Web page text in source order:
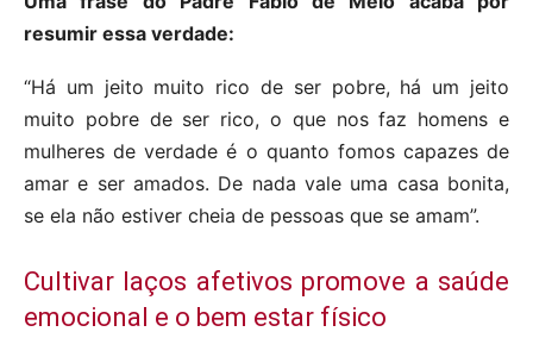
resumir essa verdade:
“Há um jeito muito rico de ser pobre, há um jeito
muito pobre de ser rico, o que nos faz homens e
mulheres de verdade é o quanto fomos capazes de
amar e ser amados. De nada vale uma casa bonita,
se ela não estiver cheia de pessoas que se amam”.
Cultivar laços afetivos promove a saúde
emocional e o bem estar físico